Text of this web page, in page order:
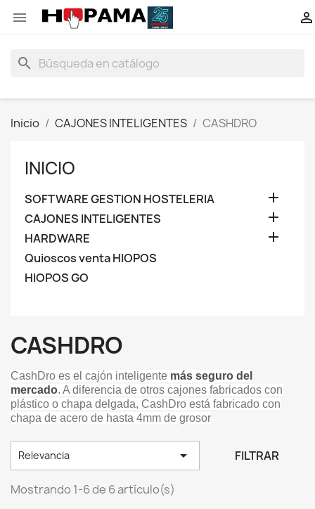
 
search
Inicio CAJONES INTELIGENTES CASHDRO
INICIO
SOFTWARE GESTION HOSTELERIA 
CAJONES INTELIGENTES 
HARDWARE 
Quioscos venta HIOPOS
HIOPOS GO
CASHDRO
CashDro es el cajón inteligente más seguro del
mercado. A diferencia de otros cajones fabricados con
plástico o chapa delgada, CashDro está fabricado con
chapa de acero de hasta 4mm de grosor
Relevancia  FILTRAR
Mostrando 1-6 de 6 artículo(s)